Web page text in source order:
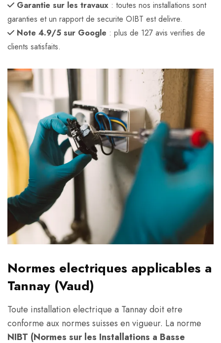
Garantie sur les travaux : toutes nos installations sont
garanties et un rapport de securite OIBT est delivre.
Note 4.9/5 sur Google : plus de 127 avis verifies de
clients satisfaits.
Normes electriques applicables a
Tannay (Vaud)
Toute installation electrique a Tannay doit etre
conforme aux normes suisses en vigueur. La norme
NIBT (Normes sur les Installations a Basse